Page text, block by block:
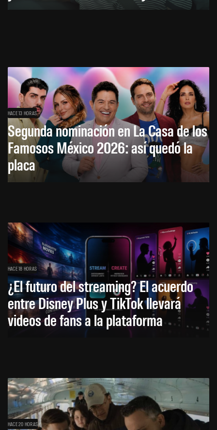
HACE 13 HORAS
Segunda nominación en La Casa de los
Famosos México 2026: así quedó la
placa
HACE 18 HORAS
¿El futuro del streaming? El acuerdo
entre Disney Plus y TikTok llevará
videos de fans a la plataforma
HACE 20 HORAS